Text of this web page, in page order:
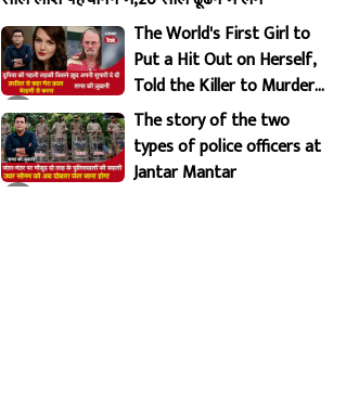
The World's First Girl to
Put a Hit Out on Herself,
Told the Killer to Murder
Her Brutally
The story of the two
types of police officers at
Jantar Mantar